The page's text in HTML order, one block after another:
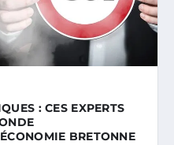
: CES EXPERTS
BRETONNE